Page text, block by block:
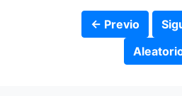
← Previo